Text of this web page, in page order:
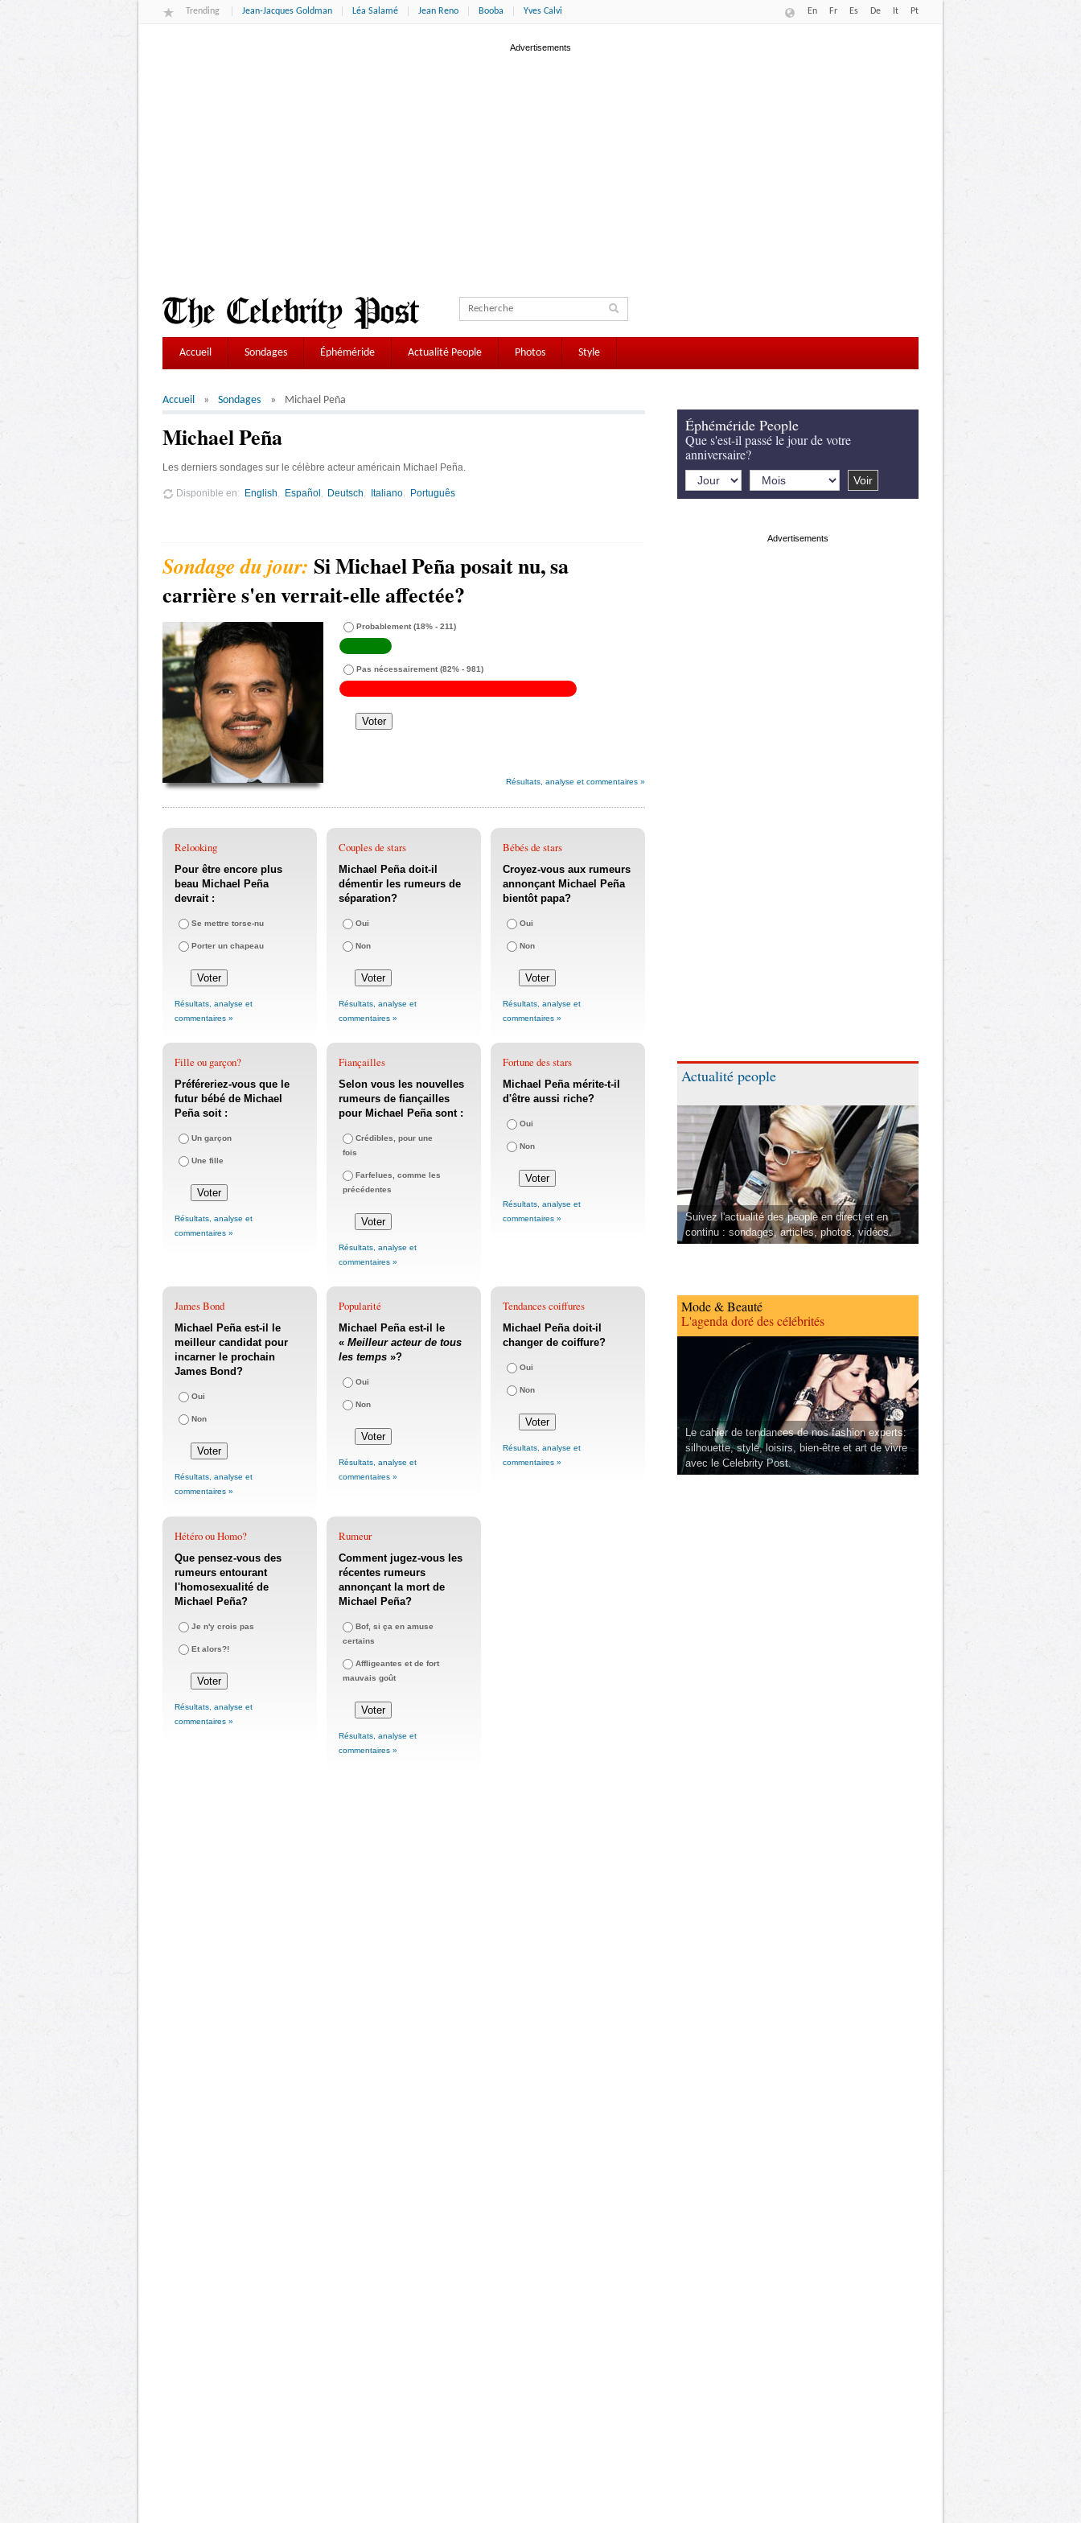
Trending Jean-Jacques Goldman Léa Salamé Jean Reno Booba Yves Calvi En Fr Es De It Pt
Accueil Sondages Éphéméride Actualité People Photos Style
Accueil Sondages Michael Peña
Michael Peña
Les derniers sondages sur le célèbre acteur américain Michael Peña.
Disponible en English Español Deutsch Italiano Português
Si Michael Peña posait nu, sa
carrière s'en verrait-elle affectée?
Probablement (18% - 211)
Pas nécessairement (82% - 981)
Résultats, analyse et commentaires »
Relooking
Pour être encore plus
beau Michael Peña
devrait :
Se mettre torse-nu
Porter un chapeau
Résultats, analyse et
commentaires »
Couples de stars
Michael Peña doit-il
démentir les rumeurs de
séparation?
Oui
Non
Résultats, analyse et
commentaires »
Bébés de stars
Croyez-vous aux rumeurs
annonçant Michael Peña
bientôt papa?
Oui
Non
Résultats, analyse et
commentaires »
Fille ou garçon?
Préféreriez-vous que le
futur bébé de Michael
Peña soit :
Un garçon
Une fille
Résultats, analyse et
commentaires »
Fiançailles
Selon vous les nouvelles
rumeurs de fiançailles
pour Michael Peña sont :
Crédibles, pour une
fois
Farfelues, comme les
précédentes
Résultats, analyse et
commentaires »
Fortune des stars
Michael Peña mérite-t-il
d'être aussi riche?
Oui
Non
Résultats, analyse et
commentaires »
James Bond
Michael Peña est-il le
meilleur candidat pour
incarner le prochain
James Bond?
Oui
Non
Résultats, analyse et
commentaires »
Popularité
Michael Peña est-il le
« Meilleur acteur de tous
les temps »?
Oui
Non
Résultats, analyse et
commentaires »
Tendances coiffures
Michael Peña doit-il
changer de coiffure?
Oui
Non
Résultats, analyse et
commentaires »
Hétéro ou Homo?
Que pensez-vous des
rumeurs entourant
l'homosexualité de
Michael Peña?
Je n'y crois pas
Et alors?!
Résultats, analyse et
commentaires »
Rumeur
Comment jugez-vous les
récentes rumeurs
annonçant la mort de
Michael Peña?
Bof, si ça en amuse
certains
Affligeantes et de fort
mauvais goût
Résultats, analyse et
commentaires »
Éphéméride People
Que s'est-il passé le jour de votre
anniversaire?
Actualité people
Suivez l'actualité des people en direct et en
continu : sondages, articles, photos, vidéos.
Mode & Beauté
L'agenda doré des célébrités
Le cahier de tendances de nos fashion experts:
silhouette, style, loisirs, bien-être et art de vivre
avec le Celebrity Post.